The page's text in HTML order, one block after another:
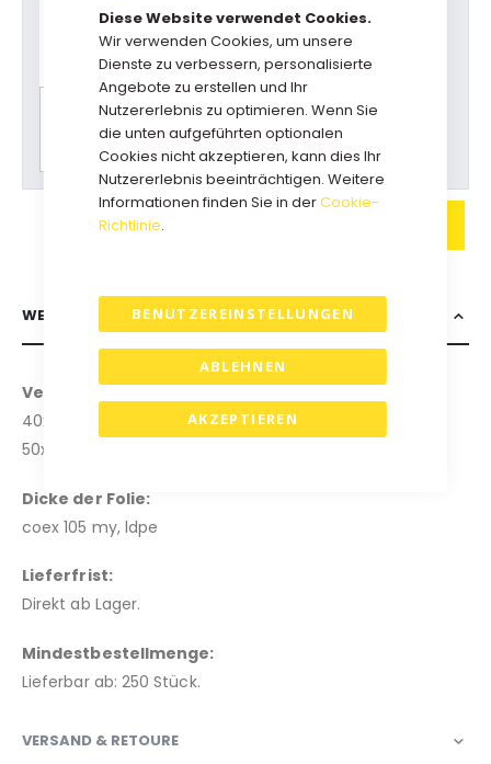
Diese Website verwendet Cookies.
Wir verwenden Cookies, um unsere
Dienste zu verbessern, personalisierte
Angebote zu erstellen und Ihr
Nutzererlebnis zu optimieren. Wenn Sie
die unten aufgeführten optionalen
Cookies nicht akzeptieren, kann dies Ihr
Nutzererlebnis beeinträchtigen. Weitere
Informationen finden Sie in derCookie-
Richtlinie.
AKZEPTIEREN
BENUTZEREINSTELLUNGEN
ABLEHNEN
Haben Sie Fragen zu diesem
Produkt?
Rufen Sie uns an: +31(0)73-5229800
kundendienst@geschenkboxdirekt.de
Bitte wählen Sie zuerst alle Optionen für einen
Preisvorschlag.
WEITERE INFORMATIONEN
Verfügbare Größen:
40x30+Klappe (bxh)
50x46+Klappe (bxh)
Dicke der Folie:
coex 105 my, ldpe
Lieferfrist:
Direkt ab Lager.
Mindestbestellmenge:
Lieferbar ab: 250 Stück.
VERSAND & RETOURE